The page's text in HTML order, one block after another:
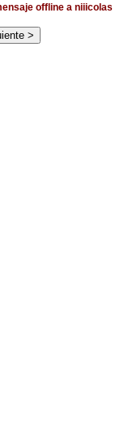
offline a niiicolas